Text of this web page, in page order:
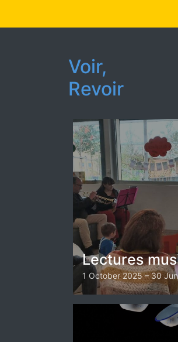
Voir,
Revoir
Lectures
1 October 2025 – 30